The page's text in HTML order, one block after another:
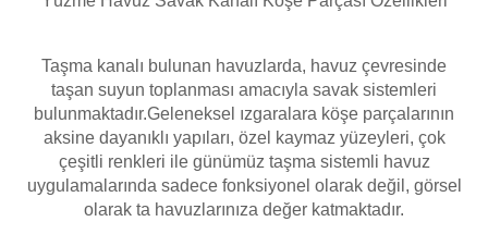
Ayak Dezenfektanı
e Pool Expert
Havuz
Bahçe Süs Havuzu
Taşma kanalı bulunan havuzlarda, havuz çevresinde
taşan suyun toplanması amacıyla savak sistemleri
bulunmaktadır.Geleneksel ızgaralara köşe parçalarının
aksine dayanıklı yapıları, özel kaymaz yüzeyleri, çok
çeşitli renkleri ile günümüz taşma sistemli havuz
uygulamalarında sadece fonksiyonel olarak değil, görsel
olarak ta havuzlarınıza değer katmaktadır.